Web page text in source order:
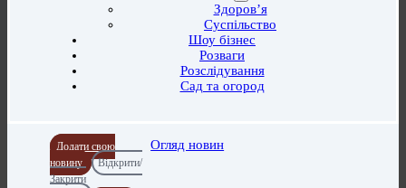
Здоров’я
Суспільство
Шоу бізнес
Розваги
Розслідування
Сад та огород
Додати свою
новину
Відкрити/
Закрити
Огляд новин